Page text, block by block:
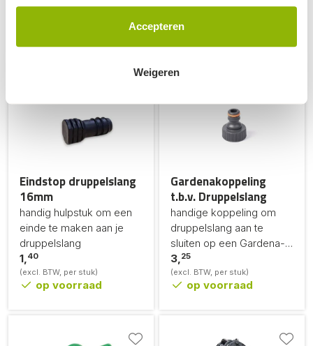
Accepteren
Weigeren
op voorraad
Eindstop druppelslang
16mm
handig hulpstuk om een
einde te maken aan je
druppelslang
1, 40
(excl. BTW, per stuk)
op voorraad
Gardenakoppeling
t.b.v. Druppelslang
handige koppeling om
druppelslang aan te
sluiten op een Gardena-
slang
3, 25
(excl. BTW, per stuk)
op voorraad